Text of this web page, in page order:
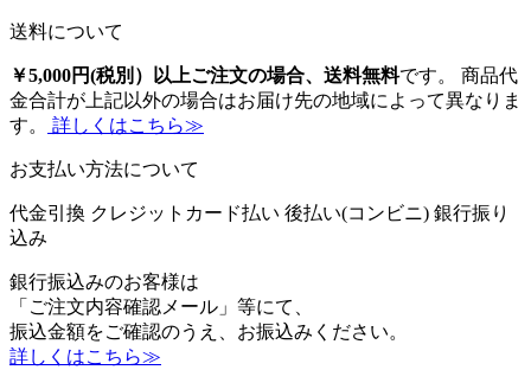
送料について
￥5,000円(税別）以上ご注文の場合、送料無料です。 商品代
金合計が上記以外の場合はお届け先の地域によって異なりま
す。
詳しくはこちら≫
お支払い方法について
代金引換 クレジットカード払い 後払い(コンビニ) 銀行振り
込み
銀行振込みのお客様は
「ご注文内容確認メール」等にて、
振込金額をご確認のうえ、お振込みください。
詳しくはこちら≫